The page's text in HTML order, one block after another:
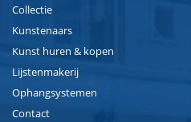
Collectie
Kunstenaars
Kunst huren & kopen
Lijstenmakerij
Ophangsystemen
Contact